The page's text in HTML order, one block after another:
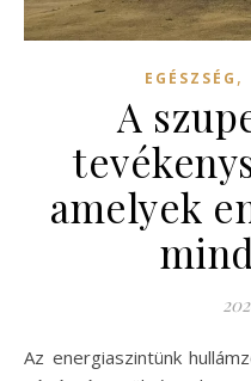
EGÉSZSÉG ,
A
amelyek
Az energiaszintünk hullámzó, és sokszor egy hosszú nap